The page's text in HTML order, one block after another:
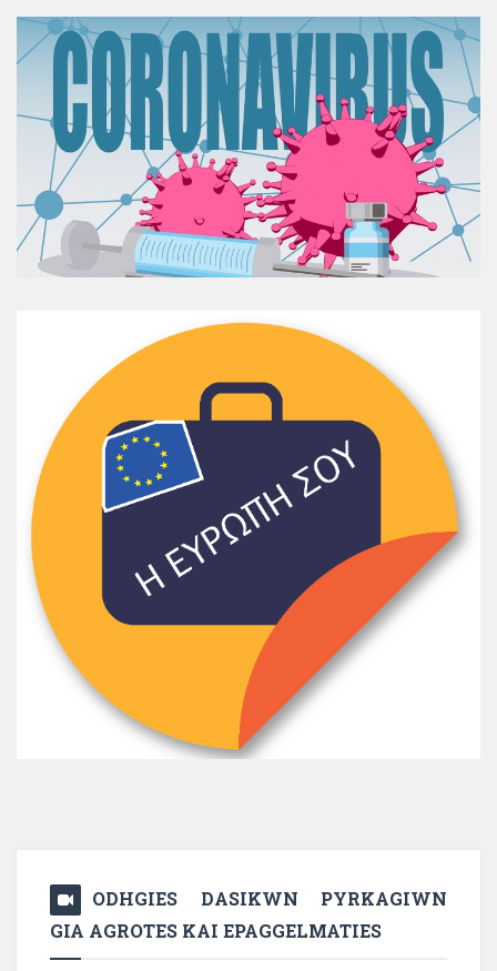
ODHGIES DASIKWN PYRKAGIWN
GIA AGROTES KAI EPAGGELMATIES